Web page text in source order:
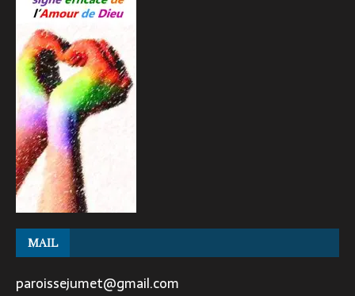
MAIL
paroissejumet@gmail.com